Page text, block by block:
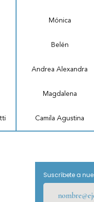
Mónica
Belén
Andrea Alexandra
Magdalena
Camila Agustina
Suscríbete a